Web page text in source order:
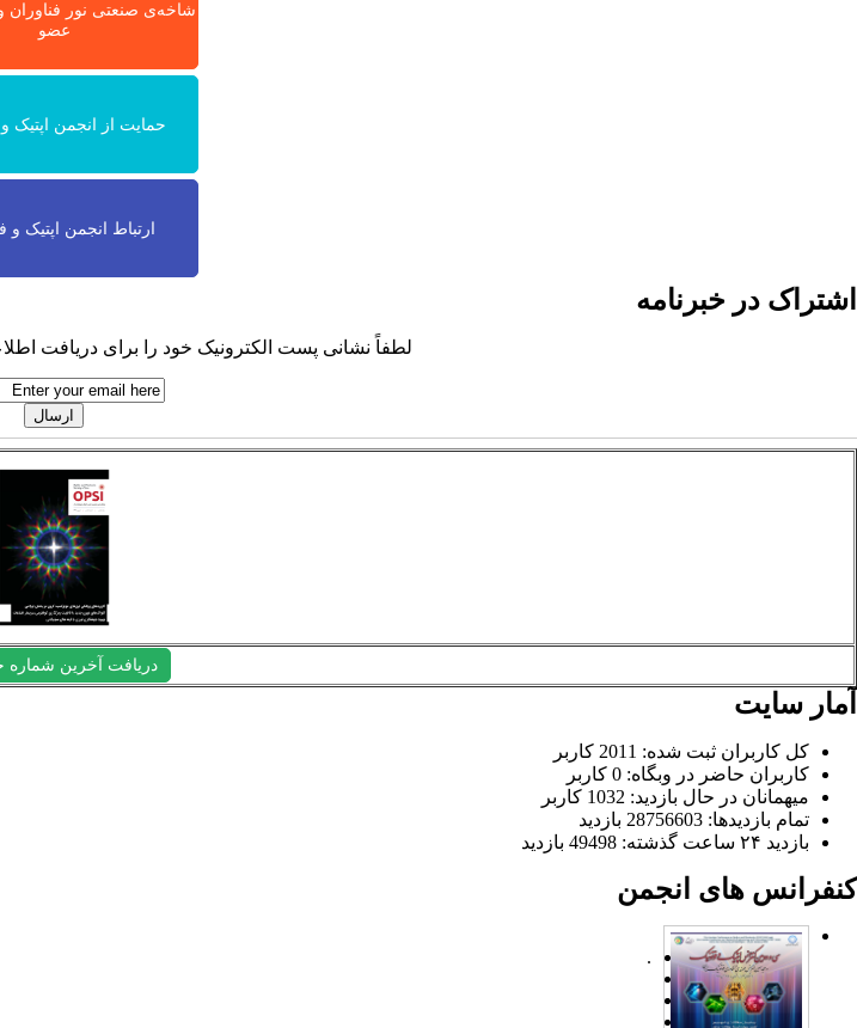
شاخه‌ی صنعتی نور
عضو
حمایت از انجمن اپتیک
ارتباط انجمن اپتیک و
اشتراک در خبرنامه
لطفاً نشانی پست الکترونیک خود را برای دریافت
دریافت آخرین شماره
آمار سایت
کل کاربران ثبت شده: 2011 کاربر
کاربران حاضر در وبگاه: 0 کاربر
میهمانان در حال بازدید: 1032 کاربر
تمام بازدید‌ها: 28756603 بازدید
بازدید ۲۴ ساعت گذشته: 49498 بازدید
کنفرانس های انجمن
.